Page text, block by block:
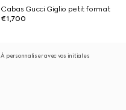
Cabas Gucci Giglio petit format
€1,700
À personnaliser avec vos initiales